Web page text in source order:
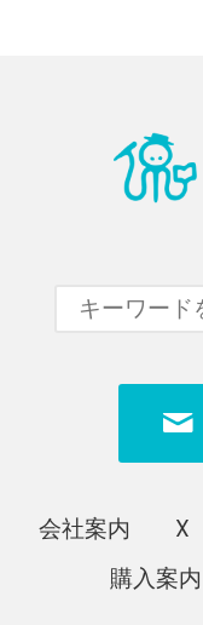
会社案内 X
購入案内